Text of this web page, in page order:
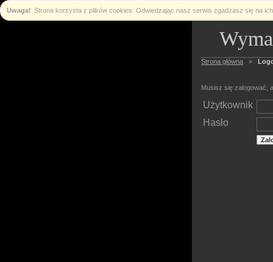
Uwaga! Strona korzysta z plików cookies. Odwiedzając nasz serwis zgadzasz się na
Strona główna »
Musisz się zalogować,
Użytkownik
Hasło